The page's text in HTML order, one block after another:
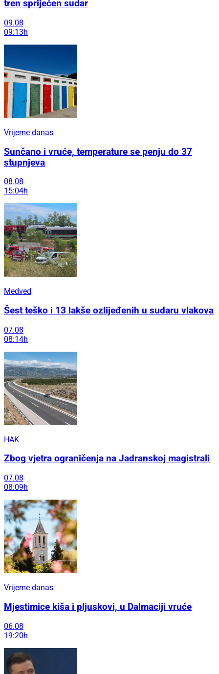
tren spriječen sudar
09.08
09:13h
Vrijeme danas
Sunčano i vruće, temperature se penju do 37
stupnjeva
08.08
15:04h
Medved
Šest teško i 13 lakše ozlijeđenih u sudaru vlakova
07.08
08:14h
HAK
Zbog vjetra ograničenja na Jadranskoj magistrali
07.08
08:09h
Vrijeme danas
Mjestimice kiša i pljuskovi, u Dalmaciji vruće
06.08
19:20h